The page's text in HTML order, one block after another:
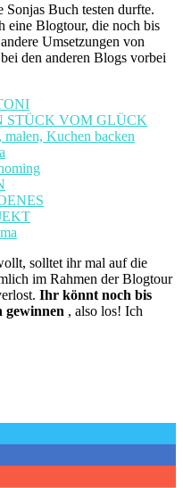
Buch testen durfte.
eine Blogtour, die noch bis
Umsetzungen von
den anderen Blogs vorbei
STÜCK VOM GLÜCK
malen, Kuchen backen
solltet ihr mal auf die
im Rahmen der Blogtour
Ihr könnt noch bis
gewinnen , also los! Ich